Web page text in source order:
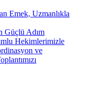
Emek, Uzmanlıkla
Güçlü Adım
Hekimlerimizle
ve